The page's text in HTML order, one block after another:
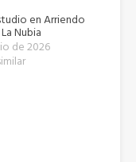
en Arriendo
Nubia
de 2026